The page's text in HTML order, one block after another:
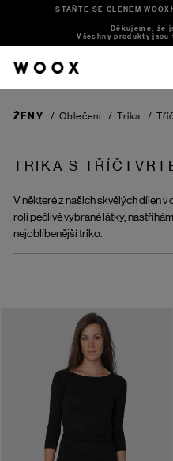
STAŇTE SE ČLENEM
Děkujeme, že
Všechny produkty
ŽENY / Oblečení / Trika /
TRIKA S
V některé z našich skvělých dílen
roli pečlivě vybrané látky,
nejoblíbenější triko.